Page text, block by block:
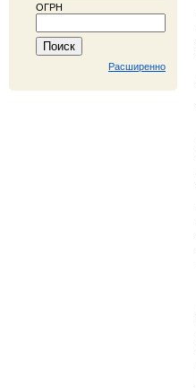
ОГРН
Расширенно